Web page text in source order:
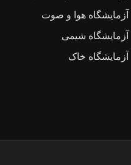
آزمایشگاه هوا و صوت
آزمایشگاه شیمی
آزمایشگاه خاک